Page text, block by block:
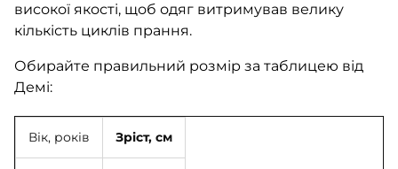
високої якості, щоб одяг витримував велику
кількість циклів прання.
Обирайте правильний розмір за таблицею від
Демі:
Вік, років Зріст, см